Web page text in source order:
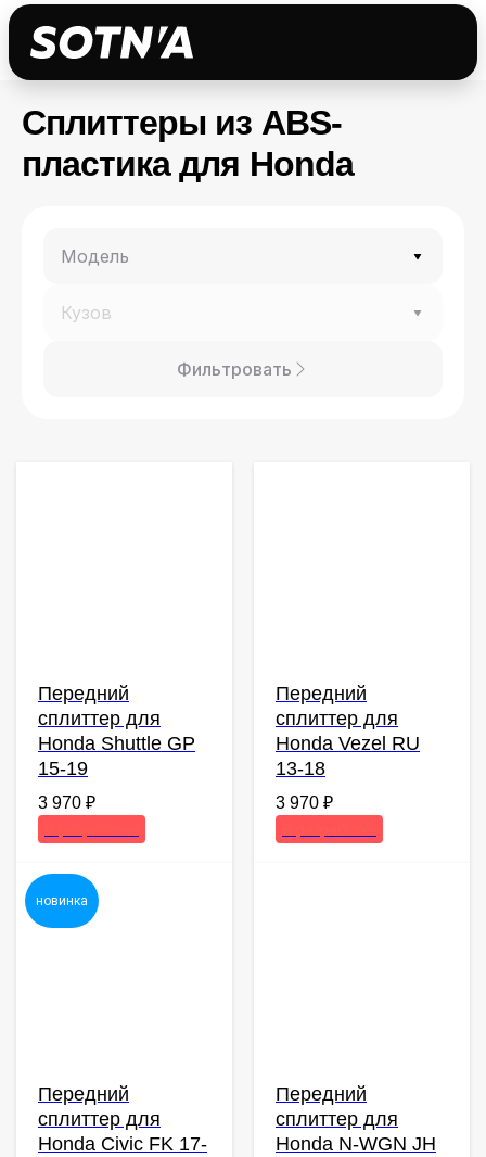
Сплиттеры из ABS-
пластика для Honda
Фильтровать
Передний
сплиттер для
Honda Shuttle GP
15-19
3 970 ₽
Передний
сплиттер для
Honda Vezel RU
13-18
3 970 ₽
новинка
Передний
сплиттер для
Honda Civic FK 17-
Передний
сплиттер для
Honda N-WGN JH